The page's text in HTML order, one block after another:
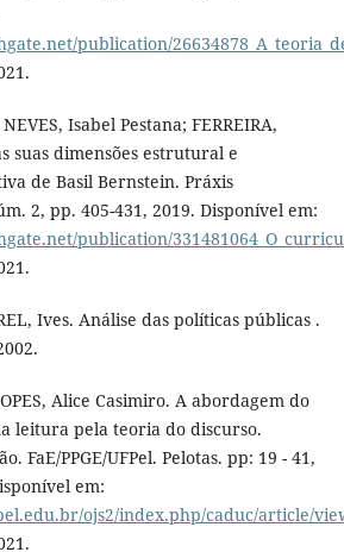
publication/
Isabel Pestana; FERREIRA,
suas dimensões estrutural e
de Basil Bernstein. Práxis
2, pp. 405-431, 2019. Disponível em:
publication/
Ives. Análise das políticas públicas .
Alice Casimiro. A abordagem do
leitura pela teoria do discurso.
FaE/PPGE/UFPel. Pelotas. pp: 19 - 41,
em:
ojs2/index.php/caduc/article/